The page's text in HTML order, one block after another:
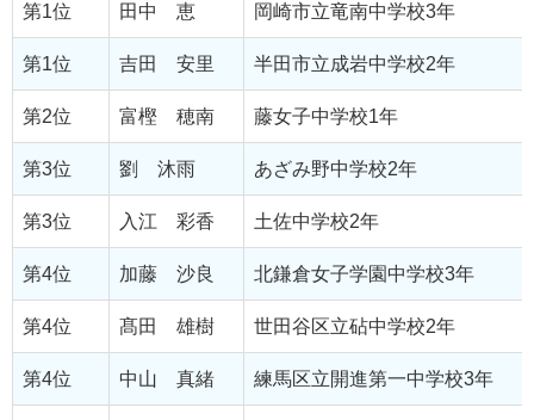
第1位 田中 恵 岡崎市立竜南中学校3年
第1位 吉田 安里 半田市立成岩中学校2年
第2位 富樫 穂南 藤女子中学校1年
第3位 劉 沐雨 あざみ野中学校2年
第3位 入江 彩香 土佐中学校2年
第4位 加藤 沙良 北鎌倉女子学園中学校3年
第4位 髙田 雄樹 世田谷区立砧中学校2年
第4位 中山 真緒 練馬区立開進第一中学校3年